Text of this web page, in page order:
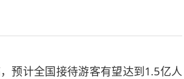
预计全国接待游客有望达到1.5亿人